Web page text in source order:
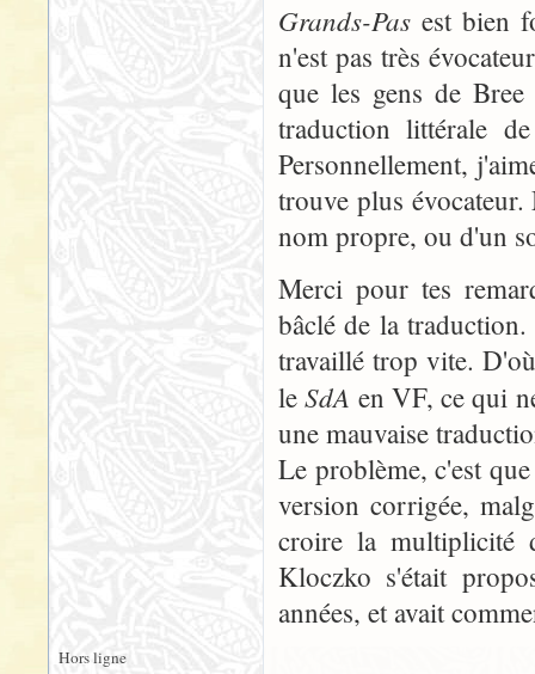
Grands-Pas est bien
n'est pas très
que les gens de
traduction littérale
Personnellement,
trouve plus
nom propre, ou d'un
Merci pour tes
bâclé de la
travaillé trop vite.
leSdA en VF, ce qui
une mauvaise
Le problème, c'est
version corrigée,
croire la multiplicité
Kloczko s'était
années, et avait
Hors ligne